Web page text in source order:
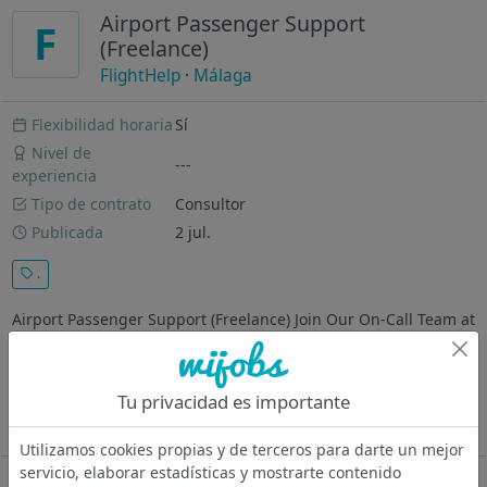
F
Airport Passenger Support
(Freelance)
FlightHelp · Málaga
Flexibilidad horaria Sí
Nivel de
experiencia
---
Tipo de contrato
Consultor
Publicada
2 jul.
.
Airport Passenger Support (Freelance) Join Our On-Call Team at
Malaga Airport: Help Passengers Claim Their Rights! At
FlightHelp, we support airline passengers in claiming
compensation for delayed or canceled flights. To date, we have
Ver más
Tu privacidad es importante
Utilizamos cookies propias y de terceros para darte un mejor
servicio, elaborar estadísticas y mostrarte contenido